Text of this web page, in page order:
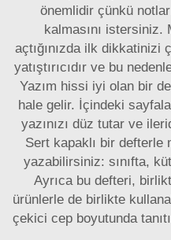
önemlidir çünkü
kalmasını istersiniz.
açtığınızda ilk
yatıştırıcıdır ve bu
Yazım hissi iyi olan bir
hale gelir. İçindeki
yazınızı düz tutar ve
Sert kapaklı bir defterle
yazabilirsiniz: sınıfta,
Ayrıca bu defteri,
ürünlerle de birlikte
çekici cep boyutunda